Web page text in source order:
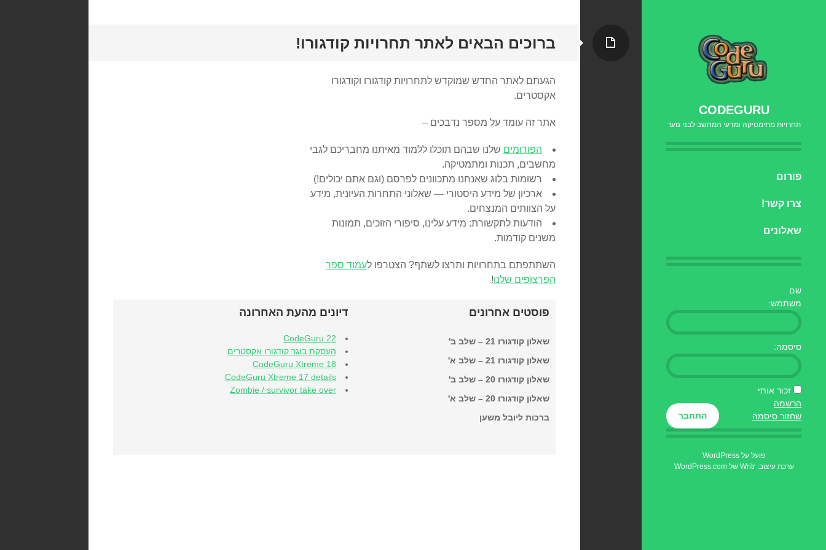
CODEGURU
תחרויות מתימטיקה ומדעי המחשב לבני נוער
דילוג
פורום
צרו קשר!
שאלונים
שם
משתמש:
סיסמה:
זכור אותי
התחבר
הרשמה
שחזור סיסמה
פועל על WordPress
ערכת עיצוב: Writr של
WordPress.com
ברוכים הבאים לאתר תחרויות קודגורו! עמוד
הגעתם לאתר החדש שמוקדש לתחרויות קודגורו וקודגורו
אקסטרים.
אתר זה עומד על מספר נדבכים –
הפורומים שלנו שבהם תוכלו ללמוד מאיתנו מחבריכם לגבי
מחשבים, תכנות ומתמטיקה.
רשומות בלוג שאנחנו מתכוונים לפרסם (וגם אתם יכולים!)
ארכיון של מידע היסטורי — שאלוני התחרות העיונית, מידע
על הצוותים המנצחים.
הודעות לתקשורת: מידע עלינו, סיפורי הזוכים, תמונות
משנים קודמות.
השתתפתם בתחרויות ותרצו לשתף? הצטרפו לעמוד ספר
הפרצופים שלנו!
פוסטים אחרונים
שאלון קודגורו 21 – שלב ב'
שאלון קודגורו 21 – שלב א'
שאלון קודגורו 20 – שלב ב'
שאלון קודגורו 20 – שלב א'
ברכות ליובל משען
דיונים מהעת האחרונה
CodeGuru 22
העסקת בוגר קודגורו אקסטרים
CodeGuru Xtreme 18
CodeGuru Xtreme 17 details
Zombie / survivor take over